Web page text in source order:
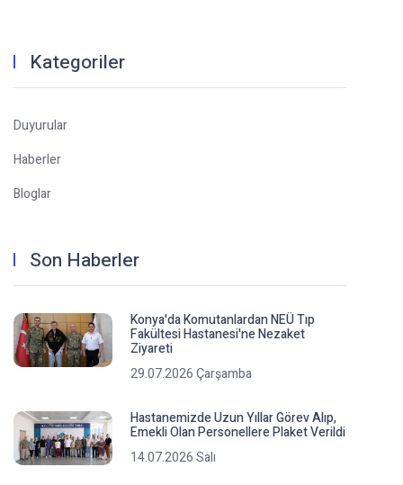
Kategoriler
Duyurular
Haberler
Bloglar
Son Haberler
Konya'da Komutanlardan NEÜ Tıp
Fakültesi Hastanesi'ne Nezaket
Ziyareti
29.07.2026 Çarşamba
Hastanemizde Uzun Yıllar Görev Alıp,
Emekli Olan Personellere Plaket Verildi
14.07.2026 Salı